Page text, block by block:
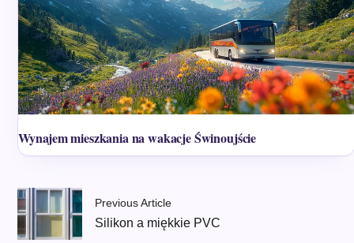
Wynajem mieszkania na wakacje Świnoujście
Previous Article
Silikon a miękkie PVC